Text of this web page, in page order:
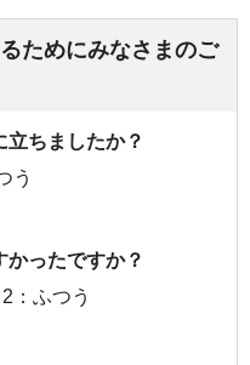
ためにみなさまのご
ちましたか？
う
ったですか？
2：ふつう